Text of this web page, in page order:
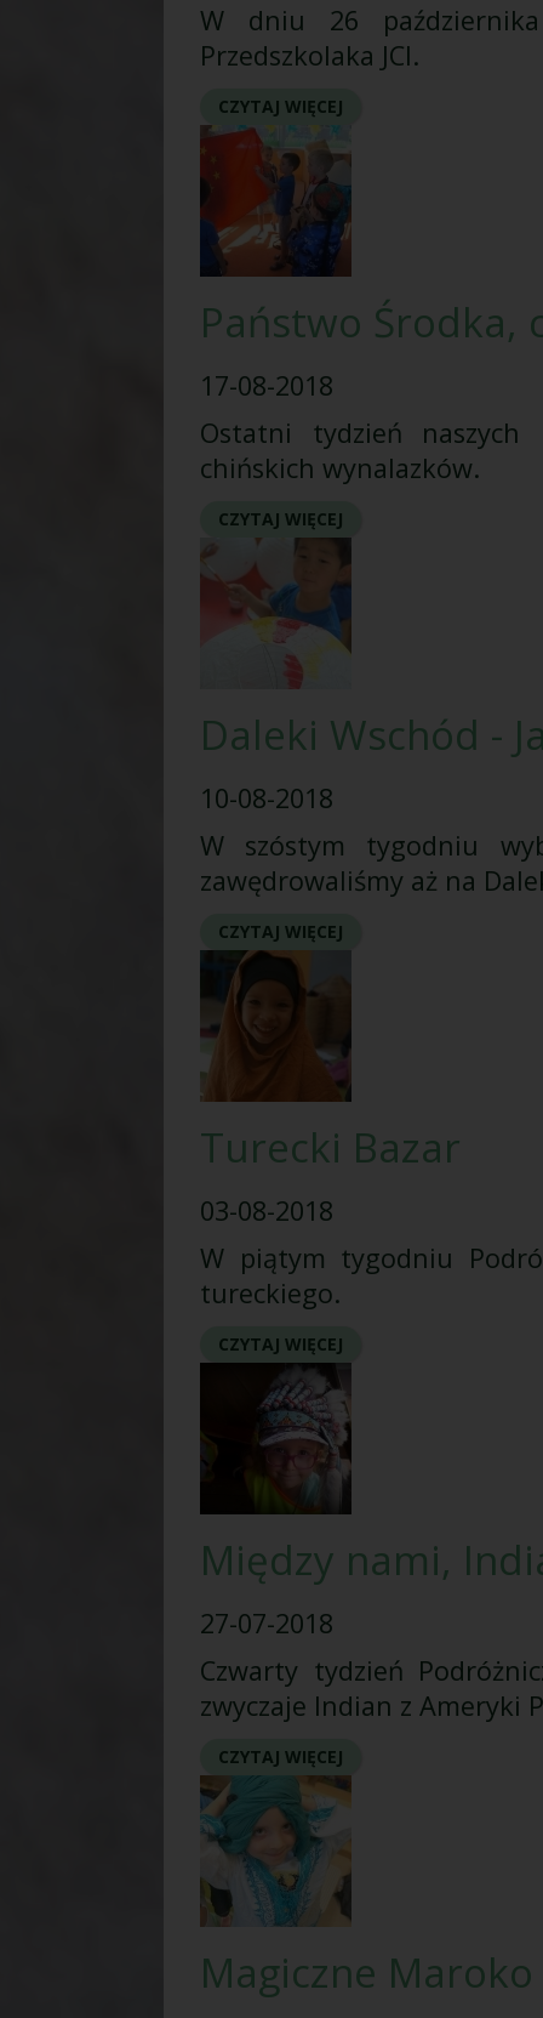
W dniu 26
Przedszkolaka JCI.
CZYTAJ WIĘCEJ
Państwo Środka,
17-08-2018
Ostatni tydzień naszych
chińskich wynalazków.
CZYTAJ WIĘCEJ
Daleki Wschód -
10-08-2018
W szóstym tygodniu
zawędrowaliśmy aż na
CZYTAJ WIĘCEJ
Turecki Bazar
03-08-2018
W piątym tygodniu
tureckiego.
CZYTAJ WIĘCEJ
Między nami,
27-07-2018
Czwarty tydzień
zwyczaje Indian z Ameryki
CZYTAJ WIĘCEJ
Magiczne Maroko